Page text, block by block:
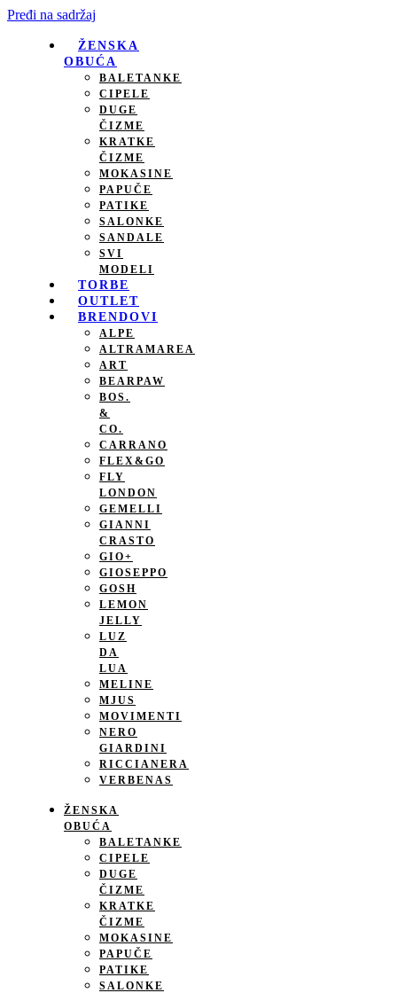
Pređi na sadržaj
ŽENSKA
OBUĆA
BALETANKE
CIPELE
DUGE
ČIZME
KRATKE
ČIZME
MOKASINE
PAPUČE
PATIKE
SALONKE
SANDALE
SVI
MODELI
TORBE
OUTLET
BRENDOVI
ALPE
ALTRAMAREA
ART
BEARPAW
BOS.
&
CO.
CARRANO
FLEX&GO
FLY
LONDON
GEMELLI
GIANNI
CRASTO
GIO+
GIOSEPPO
GOSH
LEMON
JELLY
LUZ
DA
LUA
MELINE
MJUS
MOVIMENTI
NERO
GIARDINI
RICCIANERA
VERBENAS
ŽENSKA
OBUĆA
BALETANKE
CIPELE
DUGE
ČIZME
KRATKE
ČIZME
MOKASINE
PAPUČE
PATIKE
SALONKE